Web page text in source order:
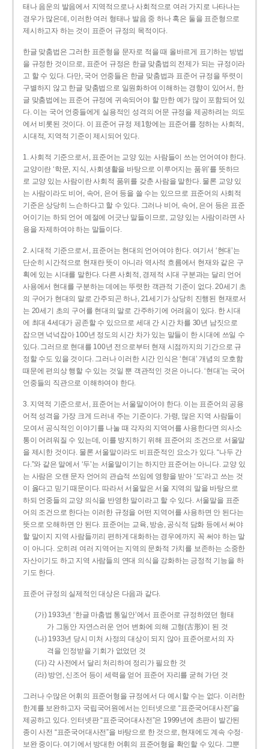
태나 음운의 발음에서 지역적으로나 사회적으로 여러 가지로 나타나는
경우가 많은데, 이러한 여러 형태나 발음 중 하나 혹은 둘을 표준형으로
제시하고자 하는 것이 표준어 규정의 목적이다.
한글 맞춤법은 그러한 표준형을 문자로 적을 때 올바르게 표기하는 방법
을 규정한 것이므로, 표준어 규정은 한글 맞춤법의 전제가 되는 규정이라
고 할 수 있다. 다만, 국어 언중들은 한글 맞춤법과 표준어 규정을 뚜렷이
구별하지 않고 한글 맞춤법으로 일원화하여 이해하는 경향이 있어서, 한
글 맞춤법에는 표준어 규정에 귀속되어야 할 만한 예가 많이 포함되어 있
다. 이는 국어 언중들에게 실용적인 성격의 어문 규정을 제공하려는 의도
에서 비롯된 것이다. 이 표준어 규정 제1항에는 표준어를 정하는 사회적,
시대적, 지역적 기준이 제시되어 있다.
1. 사회적 기준으로서, 표준어는 교양 있는 사람들이 쓰는 언어여야 한다.
교양이란 ‘학문, 지식, 사회생활을 바탕으로 이루어지는 품위’를 뜻하므
로 교양 있는 사람이란 사회적 품위를 갖춘 사람을 말한다. 물론 교양 있
는 사람이라도 비어, 속어, 은어 등을 쓸 수는 있으므로 표준어의 사회적
기준은 상당히 느슨하다고 할 수 있다. 그러나 비어, 속어, 은어 등은 표준
어이기는 하되 언어 예절에 어긋난 말들이므로, 교양 있는 사람이라면 사
용을 자제하여야 하는 말들이다.
2. 시대적 기준으로서, 표준어는 현대의 언어여야 한다. 여기서 ‘현대’는
단순히 시간적으로 현재란 뜻이 아니라 역사적 흐름에서 현재와 같은 구
획에 있는 시대를 말한다. 다른 사회적, 경제적 시대 구분과는 달리 언어
사용에서 현대를 구분하는 데에는 뚜렷한 객관적 기준이 없다. 20세기 초
의 구어가 현대의 말로 간주되곤 하나, 21세기가 상당히 진행된 현재로서
는 20세기 초의 구어를 현대의 말로 간주하기에 어려움이 있다. 한 시대
에 최대 4세대가 공존할 수 있으므로 세대 간 시간 차를 30년 남짓으로
잡으면 넉넉잡아 100년 정도의 시간 차가 있는 말들이 한 시대에 쓰일 수
있다. 그러므로 현대를 100년 전으로부터 현재 시점까지의 기간으로 규
정할 수도 있을 것이다. 그러나 이러한 시간 인식은 ‘현대’ 개념의 모호함
때문에 편의상 행할 수 있는 것일 뿐 객관적인 것은 아니다. ‘현대’는 국어
언중들의 직관으로 이해하여야 한다.
3. 지역적 기준으로서, 표준어는 서울말이어야 한다. 이는 표준어의 공용
어적 성격을 가장 크게 드러내 주는 기준이다. 가령, 많은 지역 사람들이
모여서 공식적인 이야기를 나눌 때 각자의 지역어를 사용한다면 의사소
통이 어려워질 수 있는데, 이를 방지하기 위해 표준어의 조건으로 서울말
을 제시한 것이다. 물론 서울말이라도 비표준적인 요소가 있다. “나두 간
다.”와 같은 말에서 ‘두’는 서울말이기는 하지만 표준어는 아니다. 교양 있
는 사람은 오랜 문자 언어의 관습적 쓰임에 영향을 받아 ‘도’라고 쓰는 것
이 옳다고 믿기 때문이다. 따라서 서울말은 서울 지역의 말을 바탕으로
하되 언중들의 교양 의식을 반영한 말이라고 할 수 있다. 서울말을 표준
어의 조건으로 한다는 이러한 규정을 어떤 지역어를 사용하면 안 된다는
뜻으로 오해하면 안 된다. 표준어는 교육, 방송, 공식적 담화 등에서 써야
할 말이지 지역 사람들끼리 편하게 대화하는 경우에까지 꼭 써야 하는 말
이 아니다. 오히려 여러 지역어는 지역의 문화적 가치를 보존하는 소중한
자산이기도 하고 지역 사람들의 연대 의식을 강화하는 긍정적 기능을 하
기도 한다.
표준어 규정의 실제적인 대상은 다음과 같다.
(가) 1933년 ‘한글 마춤법 통일안’에서 표준어로 규정하였던 형태
가 그동안 자연스러운 언어 변화에 의해 고형(古形)이 된 것
(나) 1933년 당시 미처 사정의 대상이 되지 않아 표준어로서의 자
격을 인정받을 기회가 없었던 것
(다) 각 사전에서 달리 처리하여 정리가 필요한 것
(라) 방언, 신조어 등이 세력을 얻어 표준어 자리를 굳혀 가던 것
그러나 수많은 어휘의 표준어형을 규정에서 다 예시할 수는 없다. 이러한
한계를 보완하고자 국립국어원에서는 인터넷으로 “표준국어대사전”을
제공하고 있다. 인터넷판 “표준국어대사전”은 1999년에 초판이 발간된
종이 사전 “표준국어대사전”을 바탕으로 한 것으로, 현재에도 계속 수정·
보완 중이다. 여기에서 방대한 어휘의 표준어형을 확인할 수 있다. 그뿐